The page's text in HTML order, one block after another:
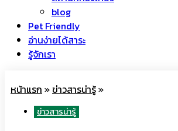
blog
Pet Friendly
อ่านง่ายได้สาระ
รู้จักเรา
หน้าแรก »ข่าวสารน่ารู้»
ข่าวสารน่ารู้